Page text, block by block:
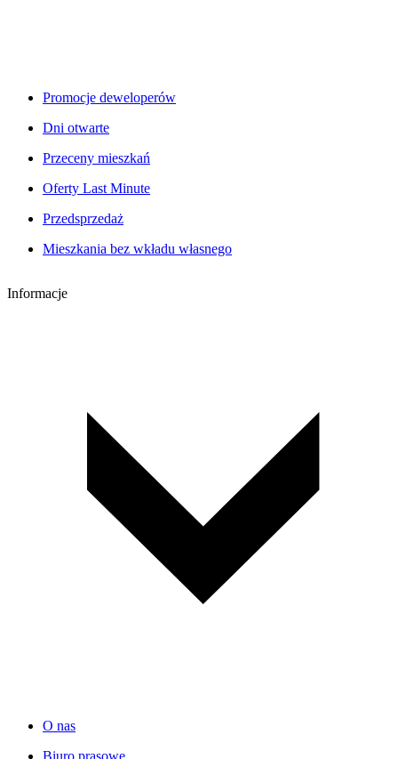
Promocje deweloperów
Dni otwarte
Przeceny mieszkań
Oferty Last Minute
Przedsprzedaż
Mieszkania bez wkładu własnego
Informacje
O nas
Biuro prasowe